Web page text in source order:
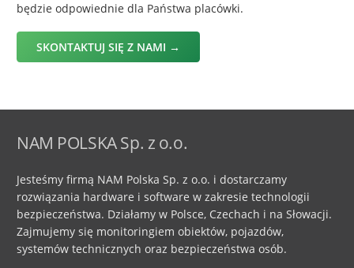
będzie odpowiednie dla Państwa placówki.
SKONTAKTUJ SIĘ Z NAMI →
NAM POLSKA Sp. z o.o.
Jesteśmy firmą NAM Polska Sp. z o.o. i dostarczamy
rozwiązania hardware i software w zakresie technologii
bezpieczeństwa. Działamy w Polsce, Czechach i na Słowacji.
Zajmujemy się monitoringiem obiektów, pojazdów,
systemów technicznych oraz bezpieczeństwa osób.